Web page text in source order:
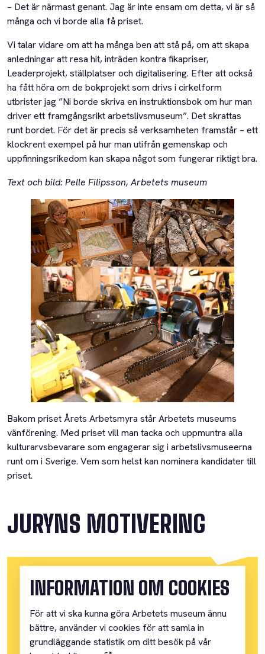
– Det är närmast genant. Jag är inte ensam om detta, vi är så
många och vi borde alla få priset.
Vi talar vidare om att ha många ben att stå på, om att skapa
anledningar att resa hit, inträden kontra fikapriser,
Leaderprojekt, ställplatser och digitalisering. Efter att också
ha fått höra om de bokprojekt som drivs i cirkelform
utbrister jag ”Ni borde skriva en instruktionsbok om hur man
driver ett framgångsrikt arbetslivsmuseum”. Det skrattas
runt bordet. För det är precis så verksamheten framstår – ett
klockrent exempel på hur man utifrån gemenskap och
uppfinningsrikedom kan skapa något som fungerar riktigt bra.
Text och bild: Pelle Filipsson, Arbetets museum
Bakom priset Årets Arbetsmyra står Arbetets museums
vänförening. Med priset vill man tacka och uppmuntra alla
kulturarvsbevarare som engagerar sig i arbetslivsmuseerna
runt om i Sverige. Vem som helst kan nominera kandidater till
priset.
JURYNS MOTIVERING
LENA JONSSON
Pristagare 2024
INFORMATION OM COOKIES
För att vi ska kunna göra Arbetets museum ännu
bättre, använder vi cookies för att samla in
grundläggande statistik om ditt besök på vår